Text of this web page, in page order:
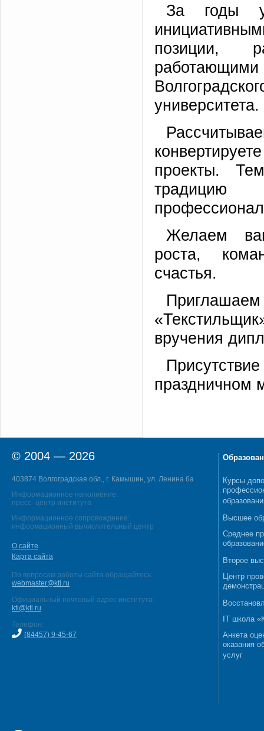
За годы
позиции,
университета.
проекты.
традицию
Желаем
роста,
счастья.
вручения
праздничном
© 2004 — 2026
403874 Волгоградская обл., г. Камышин, ул. Ленина 6а
Информационное наполнение:
пресс–центр института
Информационное сопровождение:
информационный вычислительный центр
О сайте
Карта сайта
По вопросам работы сайта обращайтесь:
webmaster@kti.ru
Официальный почтовый адрес института:
kti@kti.ru
Телефон:
(84457) 9-45-67
Курсы
Высшее
Среднее
Второе
Центр
IT школа
Анкета
оказания
услуг